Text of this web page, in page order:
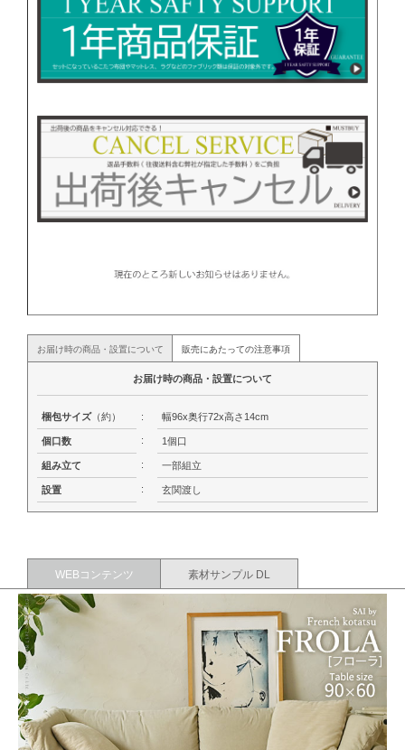
お届け時の商品・設置について 販売にあたっての注意事項
お届け時の商品・設置について
梱包サイズ（約） : 幅96x奥行72x高さ14cm
個口数 : 1個口
組み立て : 一部組立
設置 : 玄関渡し
WEBコンテンツ 素材サンプル DL